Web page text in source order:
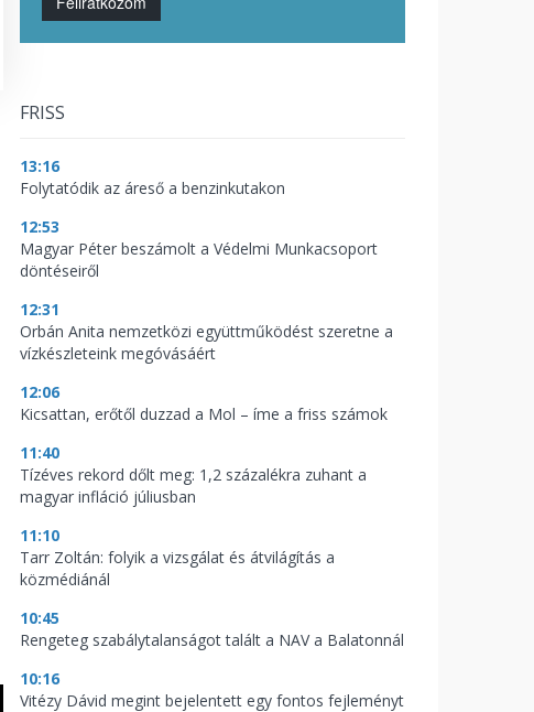
FRISS
13:16
Folytatódik az áreső a benzinkutakon
12:53
Magyar Péter beszámolt a Védelmi Munkacsoport
döntéseiről
12:31
Orbán Anita nemzetközi együttműködést szeretne a
vízkészleteink megóvásáért
12:06
Kicsattan, erőtől duzzad a Mol – íme a friss számok
11:40
Tízéves rekord dőlt meg: 1,2 százalékra zuhant a
magyar infláció júliusban
11:10
Tarr Zoltán: folyik a vizsgálat és átvilágítás a
közmédiánál
10:45
Rengeteg szabálytalanságot talált a NAV a Balatonnál
10:16
Vitézy Dávid megint bejelentett egy fontos fejleményt